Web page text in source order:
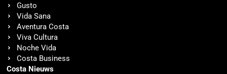
Gusto
Vida Sana
Aventura Costa
Viva Cultura
Noche Vida
Costa Business
Costa Nieuws